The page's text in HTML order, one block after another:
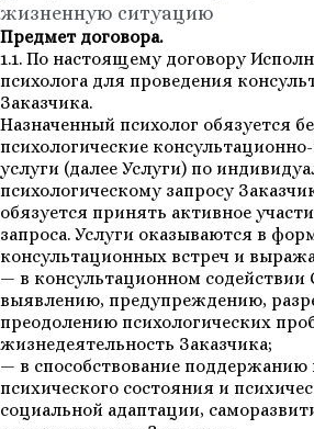
жизненную ситуацию
Предмет договора.
1.1. По настоящему договору
психолога для проведения
Заказчика.
Назначенный психолог обязуется
психологические
услуги (далее Услуги) по
психологическому запросу
обязуется принять активное
запроса. Услуги оказываются в
консультационных встреч и
— в консультационном содействии
выявлению, предупреждению,
преодолению психологических
жизнедеятельность Заказчика;
— в способствование
психического состояния и
социальной адаптации,